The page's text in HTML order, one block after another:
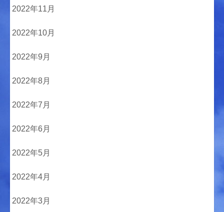
2022年11月
2022年10月
2022年9月
2022年8月
2022年7月
2022年6月
2022年5月
2022年4月
2022年3月